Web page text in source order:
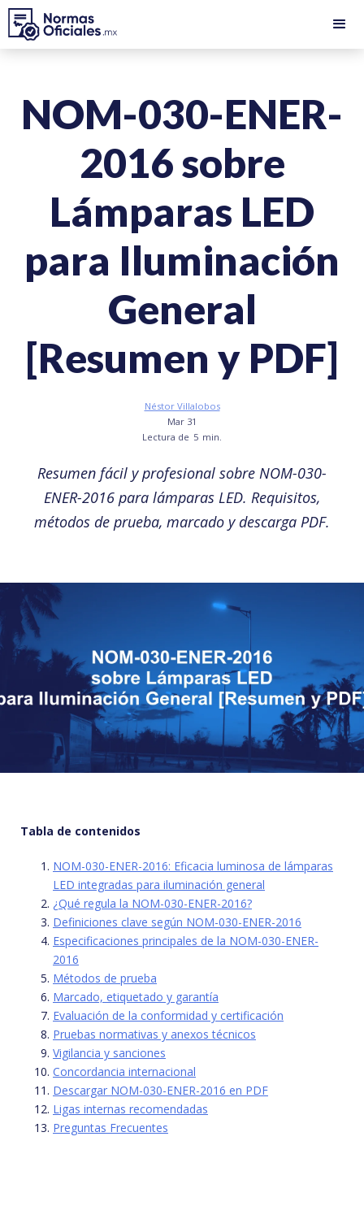
NOM-030-ENER-
2016 sobre
Lámparas LED
para Iluminación
General
[Resumen y PDF]
Néstor Villalobos
Mar 31
Lectura de 5 min.
Resumen fácil y profesional sobre NOM-030-
ENER-2016 para lámparas LED. Requisitos,
métodos de prueba, marcado y descarga PDF.
Tabla de contenidos
NOM-030-ENER-2016: Eficacia luminosa de lámparas
LED integradas para iluminación general
¿Qué regula la NOM-030-ENER-2016?
Definiciones clave según NOM-030-ENER-2016
Especificaciones principales de la NOM-030-ENER-
2016
Métodos de prueba
Marcado, etiquetado y garantía
Evaluación de la conformidad y certificación
Pruebas normativas y anexos técnicos
Vigilancia y sanciones
Concordancia internacional
Descargar NOM-030-ENER-2016 en PDF
Ligas internas recomendadas
Preguntas Frecuentes